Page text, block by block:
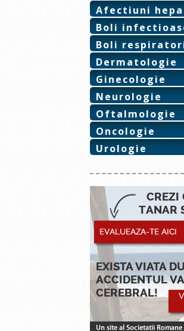
Afectiuni
Boli
Boli
Dermatologie
Ginecologie
Neurologie
Oftalmologie
Oncologie
Urologie